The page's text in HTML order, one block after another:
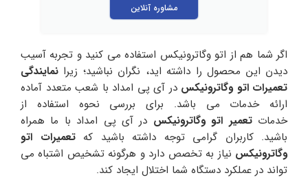
مشاوره آنلاین
اگر شما هم از اتو وگاترونیکس استفاده می کنید و تجربه آسیب
دیدن این محصول را داشته اید، نگران نباشید؛ زیرا نمایندگی
تعمیرات اتو وگاترونیکس در آی پی امداد با شعب متعدد آماده
ارائه خدمات می باشد. برای بررسی نحوه استفاده از
خدماتتعمیر اتو وگاترونیکس در آی پی امداد با ما همراه
باشید. کاربران گرامی توجه داشته باشید کهتعمیرات اتو
وگاترونیکس نیاز به تخصص دارد و هرگونه تشخیص اشتباه می
تواند در عملکرد دستگاه شما اختلال ایجاد کند.